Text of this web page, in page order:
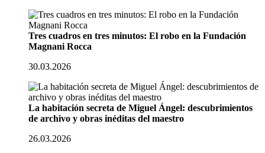
Tres cuadros en tres minutos: El robo en la Fundación
Magnani Rocca
30.03.2026
La habitación secreta de Miguel Ángel: descubrimientos
de archivo y obras inéditas del maestro
26.03.2026